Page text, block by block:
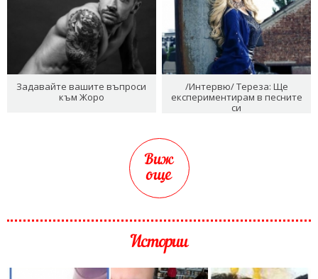
Задавайте вашите въпроси
към Жоро
/Интервю/ Тереза: Ще
експериментирам в песните
си
Виж
още
Истории